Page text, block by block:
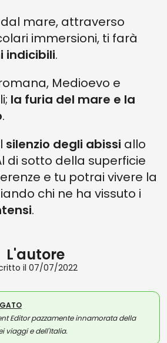
dal mare, attraverso
immersioni, ti farà
indicibili.
Medioevo e
la furia del mare e la
.
silenzio degli abissi allo
di sotto della superficie
e tu potrai vivere la
chi ne ha vissuto i
.
L'autore
il 07/07/2022
Editor pazzamente innamorata della
viaggi e dell'Italia.